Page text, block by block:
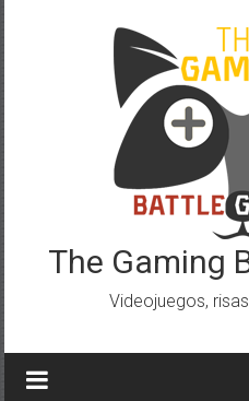
The Gaming
Videojuegos,